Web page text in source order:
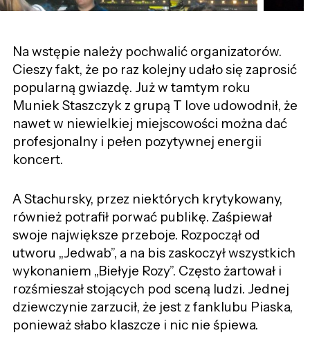
Na wstępie należy pochwalić organizatorów.
Cieszy fakt, że po raz kolejny udało się zaprosić
popularną gwiazdę. Już w tamtym roku
Muniek Staszczyk z grupą T love udowodnił, że
nawet w niewielkiej miejscowości można dać
profesjonalny i pełen pozytywnej energii
koncert.
A Stachursky, przez niektórych krytykowany,
również potrafił porwać publikę. Zaśpiewał
swoje największe przeboje. Rozpoczął od
utworu „Jedwab”, a na bis zaskoczył wszystkich
wykonaniem „Biełyje Rozy”. Często żartował i
rozśmieszał stojących pod sceną ludzi. Jednej
dziewczynie zarzucił, że jest z fanklubu Piaska,
ponieważ słabo klaszcze i nic nie śpiewa.